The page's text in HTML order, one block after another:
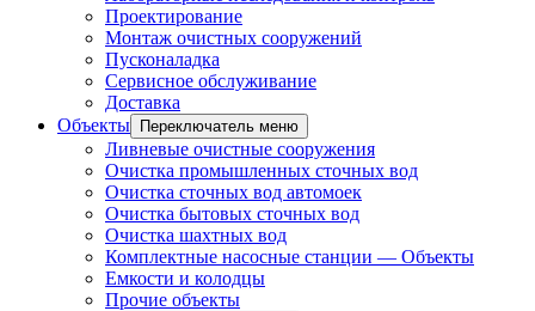
Проектирование
Монтаж очистных сооружений
Пусконаладка
Сервисное обслуживание
Доставка
Объекты
Переключатель меню
Ливневые очистные сооружения
Очистка промышленных сточных вод
Очистка сточных вод автомоек
Очистка бытовых сточных вод
Очистка шахтных вод
Комплектные насосные станции — Объекты
Емкости и колодцы
Прочие объекты